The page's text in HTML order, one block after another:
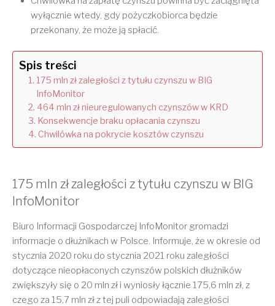
wyłącznie wtedy, gdy pożyczkobiorca będzie
przekonany, że może ją spłacić.
Spis treści
175 mln zł zaległości z tytułu czynszu w BIG
InfoMonitor
464 mln zł nieuregulowanych czynszów w KRD
Konsekwencje braku opłacania czynszu
Chwilówka na pokrycie kosztów czynszu
175 mln zł zaległości z tytułu czynszu w BIG
InfoMonitor
Biuro Informacji Gospodarczej InfoMonitor gromadzi
informacje o dłużnikach w Polsce. Informuje, że w okresie od
stycznia 2020 roku do stycznia 2021 roku zaległości
dotyczące nieopłaconych czynszów polskich dłużników
zwiększyły się o 20 mln zł i wyniosły łącznie 175,6 mln zł, z
czego za 15,7 mln zł z tej puli odpowiadają zaległości